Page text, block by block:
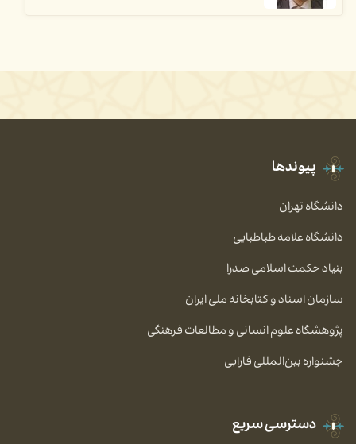
پیوندها
دانشگاه تهران
دانشگاه علامه طباطبایی
بنیاد حکمت اسلامی صدرا
سازمان اسناد و کتابخانه ملی ایران
پژوهشگاه علوم انسانی و مطالعات فرهنگی
جشنواره بین‌المللی فارابی
دسترسی سریع